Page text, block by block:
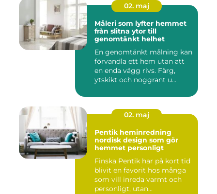
02. maj
Måleri som lyfter hemmet
från slitna ytor till
genomtänkt helhet
En genomtänkt målning kan
förvandla ett hem utan att
en enda vägg rivs. Färg,
ytskikt och noggrant u...
02. maj
Pentik heminredning
nordisk design som gör
hemmet personligt
Finska Pentik har på kort tid
blivit en favorit hos många
som vill inreda varmt och
personligt, utan...